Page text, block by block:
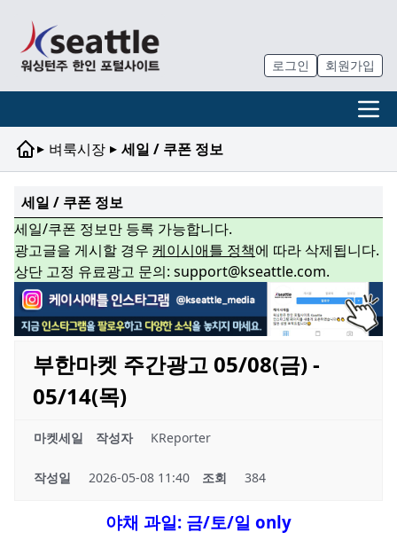
로그인 회원가입
▸ 벼룩시장 ▸ 세일 / 쿠폰 정보
세일 / 쿠폰 정보
세일/쿠폰 정보만 등록 가능합니다.
광고글을 게시할 경우 케이시애틀 정책에 따라 삭제됩니다.
상단 고정 유료광고 문의: support@kseattle.com.
부한마켓 주간광고 05/08(금) -
05/14(목)
마켓세일 작성자 KReporter
작성일 2026-05-08 11:40 조회 384
야채 과일: 금/토/일 only